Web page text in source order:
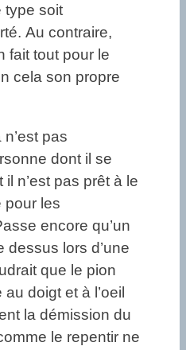
type soit
Au contraire,
fait tout pour le
cela son propre
pas
dont il se
n’est pas prêt à le
pour les
encore qu’un
dessus lors d’une
que le pion
doigt et à l’oeil
la démission du
le repentir ne